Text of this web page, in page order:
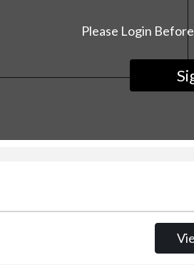
Please Login